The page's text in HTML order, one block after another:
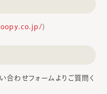
）
わせフォームよりご質問く